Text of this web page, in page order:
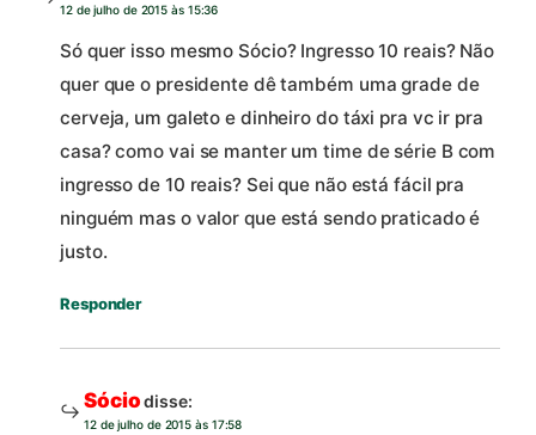
12 de julho de 2015 às 15:36
Só quer isso mesmo Sócio? Ingresso 10 reais? Não
quer que o presidente dê também uma grade de
cerveja, um galeto e dinheiro do táxi pra vc ir pra
casa? como vai se manter um time de série B com
ingresso de 10 reais? Sei que não está fácil pra
ninguém mas o valor que está sendo praticado é
justo.
Responder
Sócio disse:
12 de julho de 2015 às 17:58